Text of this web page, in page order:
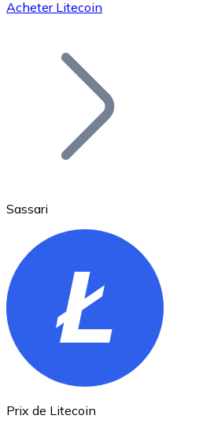
Bitcoin
Ethereum
ETH
Acheter Litecoin
Sassari
Prix de Litecoin